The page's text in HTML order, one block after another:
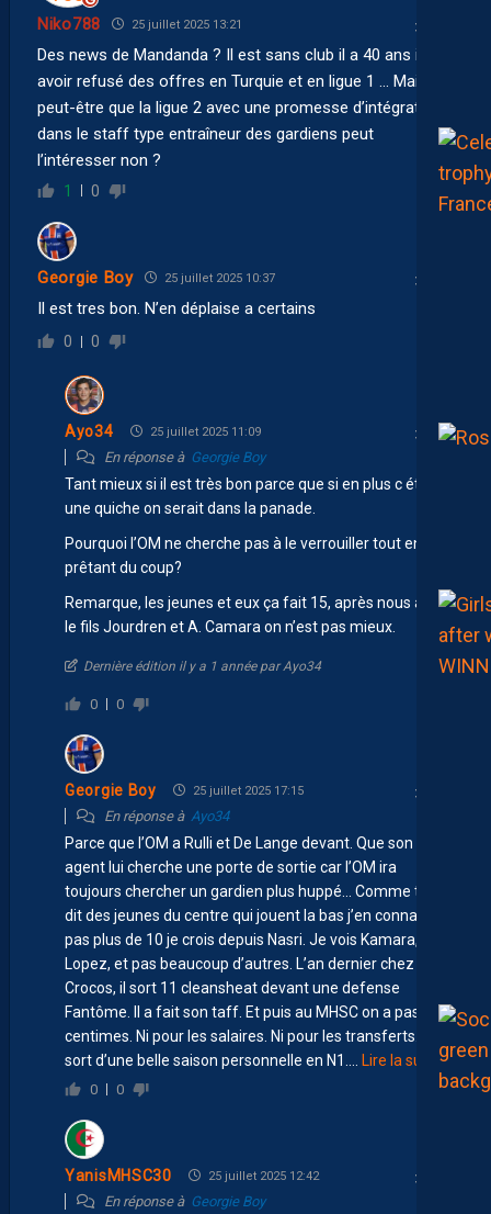
Niko788 25 juillet 2025 13:21
Des news de Mandanda ? Il est sans club il a 40 ans il dit
avoir refusé des offres en Turquie et en ligue 1 … Mais
peut-être que la ligue 2 avec une promesse d’intégration
dans le staff type entraîneur des gardiens peut
l’intéresser non ?
1 0
Georgie Boy 25 juillet 2025 10:37
Il est tres bon. N’en déplaise a certains
0 0
Ayo34 25 juillet 2025 11:09
En réponse à Georgie Boy
Tant mieux si il est très bon parce que si en plus c était
une quiche on serait dans la panade.
Pourquoi l’OM ne cherche pas à le verrouiller tout en le
prêtant du coup?
Remarque, les jeunes et eux ça fait 15, après nous avec
le fils Jourdren et A. Camara on n’est pas mieux.
Dernière édition il y a 1 année par Ayo34
0 0
Georgie Boy 25 juillet 2025 17:15
En réponse à Ayo34
Parce que l’OM a Rulli et De Lange devant. Que son
agent lui cherche une porte de sortie car l’OM ira
toujours chercher un gardien plus huppé… Comme tu l’a
dit des jeunes du centre qui jouent la bas j’en connais
pas plus de 10 je crois depuis Nasri. Je vois Kamara,
Lopez, et pas beaucoup d’autres. L’an dernier chez les
Crocos, il sort 11 cleansheat devant une defense
Fantôme. Il a fait son taff. Et puis au MHSC on a pas un
centimes. Ni pour les salaires. Ni pour les transferts. Il
sort d’une belle saison personnelle en N1.
Lire la suite »
0 0
YanisMHSC30 25 juillet 2025 12:42
En réponse à Georgie Boy